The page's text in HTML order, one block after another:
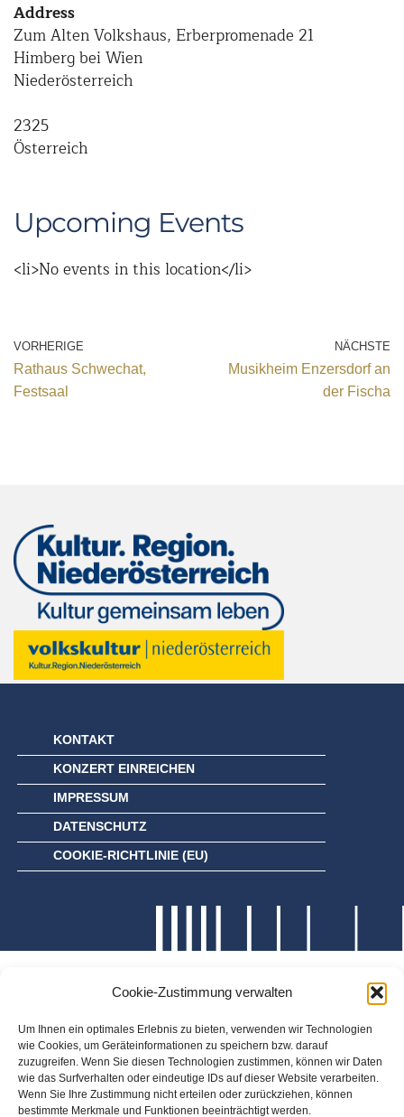
Cookie-Zustimmung verwalten
Um Ihnen ein optimales Erlebnis zu bieten, verwenden wir Technologien
wie Cookies, um Geräteinformationen zu speichern bzw. darauf
zuzugreifen. Wenn Sie diesen Technologien zustimmen, können wir Daten
wie das Surfverhalten oder eindeutige IDs auf dieser Website verarbeiten.
Wenn Sie Ihre Zustimmung nicht erteilen oder zurückziehen, können
bestimmte Merkmale und Funktionen beeinträchtigt werden.
Address
Zum Alten Volkshaus, Erberpromenade 21
Himberg bei Wien
Niederösterreich
2325
Österreich
Upcoming Events
<li>No events in this location</li>
VORHERIGE
Rathaus Schwechat,
Festsaal
NÄCHSTE
Musikheim Enzersdorf an
der Fischa
KONTAKT
KONZERT EINREICHEN
IMPRESSUM
DATENSCHUTZ
COOKIE-RICHTLINIE (EU)